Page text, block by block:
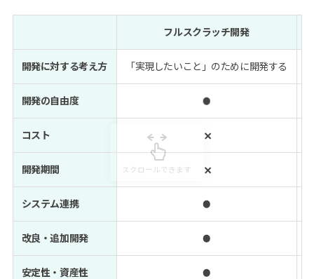
フルスクラッチ開発
開発に対する考え方 「実現したいこと」のために開発する
開発の自由度
コスト
開発期間
システム連携
改良・追加開発
安定性・資産性